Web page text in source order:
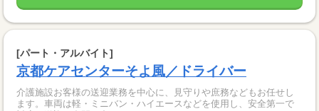
[パート・アルバイト]
京都ケアセンターそよ風／ドライバー
介護施設お客様の送迎業務を中心に、見守りや庶務などもお任せし
ます。車両は軽・ミニバン・ハイエースなどを使用し、安全第一で